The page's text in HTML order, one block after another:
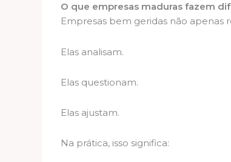
O que empresas maduras fazem
Empresas bem geridas não apenas
Elas analisam.
Elas questionam.
Elas ajustam.
Na prática, isso significa: